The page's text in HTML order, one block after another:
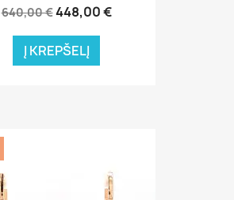
640,00 €448,00 €
Į KREPŠELĮ